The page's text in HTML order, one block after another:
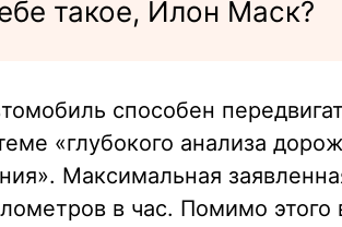
такое, Илон Маск?
способен
«глубокого анализа
Максимальная
в час. Помимо этого